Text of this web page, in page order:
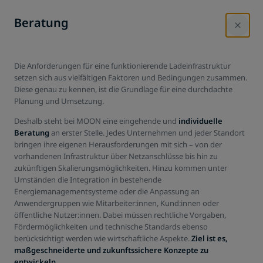
Projektabwicklung
Unsere Aufgabe ist es, unseren Kund:innen nicht nur
anzubieten und die komplette Abwicklung als Partner zu begleiten.
Kostenlose Beratung anfragen
Beratung
Die Anforderungen für eine funktionierende Ladeinfrastruktur
setzen sich aus vielfältigen Faktoren und Bedingungen zusammen.
Diese genau zu kennen, ist die Grundlage für eine durchdachte
Planung und Umsetzung.
Deshalb steht bei MOON eine eingehende und individuelle
Beratung an erster Stelle. Jedes Unternehmen und jeder Standort
bringen ihre eigenen Herausforderungen mit sich – von der
vorhandenen Infrastruktur über Netzanschlüsse bis hin zu
zukünftigen Skalierungsmöglichkeiten. Hinzu kommen unter
Umständen die Integration in bestehende
Energiemanagementsysteme oder die Anpassung an
Anwendergruppen wie Mitarbeiter:innen, Kund:innen oder
öffentliche Nutzer:innen. Dabei müssen rechtliche Vorgaben,
Fördermöglichkeiten und technische Standards ebenso
berücksichtigt werden wie wirtschaftliche Aspekte.Ziel ist es,
maßgeschneiderte und zukunftssichere Konzepte zu